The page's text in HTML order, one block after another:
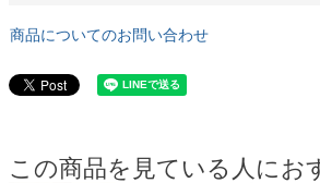
商品についてのお問い合わせ
この商品を見ている人にお